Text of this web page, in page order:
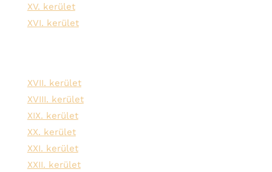
XV. kerület
XVI. kerület
XVII. kerület
XVIII. kerület
XIX. kerület
XX. kerület
XXI. kerület
XXII. kerület